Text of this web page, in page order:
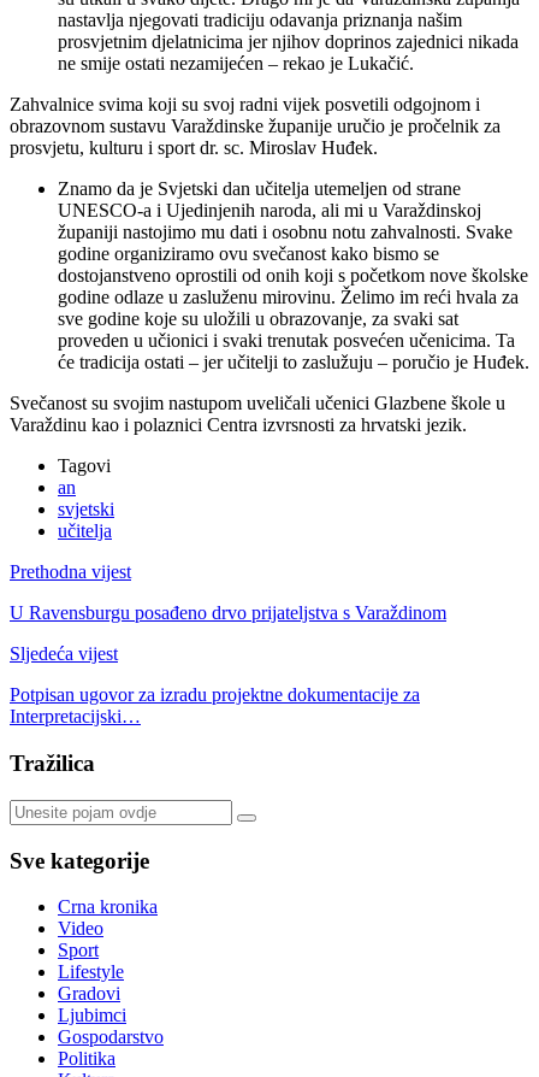
nastavlja njegovati tradiciju odavanja priznanja našim
prosvjetnim djelatnicima jer njihov doprinos zajednici nikada
ne smije ostati nezamijećen – rekao je Lukačić.
Zahvalnice svima koji su svoj radni vijek posvetili odgojnom i
obrazovnom sustavu Varaždinske županije uručio je pročelnik za
prosvjetu, kulturu i sport dr. sc. Miroslav Huđek.
Znamo da je Svjetski dan učitelja utemeljen od strane
UNESCO-a i Ujedinjenih naroda, ali mi u Varaždinskoj
županiji nastojimo mu dati i osobnu notu zahvalnosti. Svake
godine organiziramo ovu svečanost kako bismo se
dostojanstveno oprostili od onih koji s početkom nove školske
godine odlaze u zasluženu mirovinu. Želimo im reći hvala za
sve godine koje su uložili u obrazovanje, za svaki sat
proveden u učionici i svaki trenutak posvećen učenicima. Ta
će tradicija ostati – jer učitelji to zaslužuju – poručio je Huđek.
Svečanost su svojim nastupom uveličali učenici Glazbene škole u
Varaždinu kao i polaznici Centra izvrsnosti za hrvatski jezik.
Tagovi
an
svjetski
učitelja
Prethodna vijest
U Ravensburgu posađeno drvo prijateljstva s Varaždinom
Sljedeća vijest
Potpisan ugovor za izradu projektne dokumentacije za
Interpretacijski…
Tražilica
Sve kategorije
Crna kronika
Video
Sport
Lifestyle
Gradovi
Ljubimci
Gospodarstvo
Politika